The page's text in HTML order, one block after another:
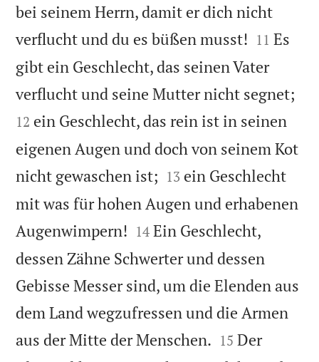
bei seinem Herrn, damit er dich nicht
verflucht und du es büßen musst! 

11 Es
gibt ein Geschlecht, das seinen Vater
verflucht und seine Mutter nicht segnet;
12 ein Geschlecht, das rein ist in seinen
eigenen Augen und doch von seinem Kot
nicht gewaschen ist; 

13 ein Geschlecht
mit was für hohen Augen und erhabenen
Augenwimpern! 

14 Ein Geschlecht,
dessen Zähne Schwerter und dessen
Gebisse Messer sind, um die Elenden aus
dem Land wegzufressen und die Armen
aus der Mitte der Menschen. 

15 Der